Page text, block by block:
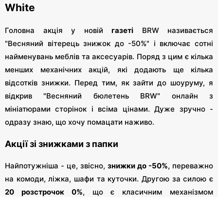
White
Головна акція у новій газеті BRW називається
"Весняний вітерець знижок до -50%" і включає сотні
найменувань меблів та аксесуарів. Поряд з цим є кілька
менших механічних акцій, які додають ще кілька
відсотків знижки. Перед тим, як зайти до шоуруму, я
відкрив "Весняний бюлетень BRW" онлайн з
мініатюрами сторінок і всіма цінами. Дуже зручно -
одразу знаю, що хочу помацати наживо.
Акції зі знижками з папки
Найпотужніша - це, звісно, знижки до -50%, переважно
на комоди, ліжка, шафи та куточки. Другою за силою є
20 розстрочок 0%, що є класичним механізмом